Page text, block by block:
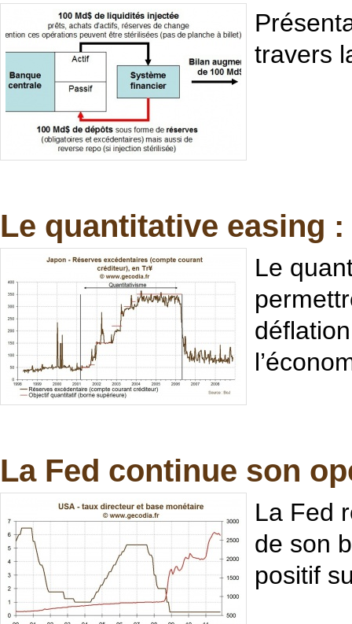
travers
Le quantitative easing
Le
La Fed continue son
La Fed
de son
positif